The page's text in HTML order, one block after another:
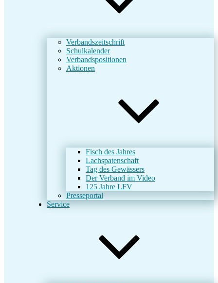
Verbandszeitschrift
Schulkalender
Verbandspositionen
Aktionen
Fisch des Jahres
Lachspatenschaft
Tag des Gewässers
Der Verband im Video
125 Jahre LFV
Presseportal
Service